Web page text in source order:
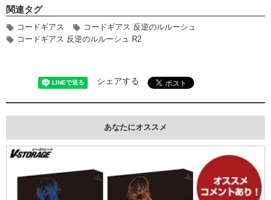
関連タグ
コードギアス
コードギアス 反逆のルルーシュ
コードギアス 反逆のルルーシュ R2
シェアする
あなたにオススメ